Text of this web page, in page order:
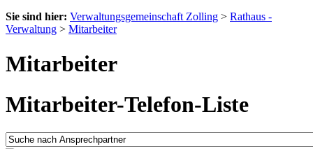
Sie sind hier: Verwaltungsgemeinschaft Zolling > Rathaus -
Verwaltung > Mitarbeiter
Mitarbeiter
Mitarbeiter-Telefon-Liste